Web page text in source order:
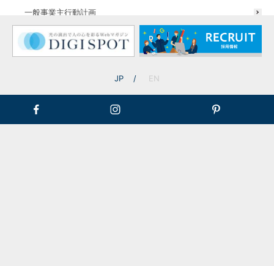
一般事業主行動計画
JP EN
ウォールスポットライト
ホテル/旅館/宿泊施設